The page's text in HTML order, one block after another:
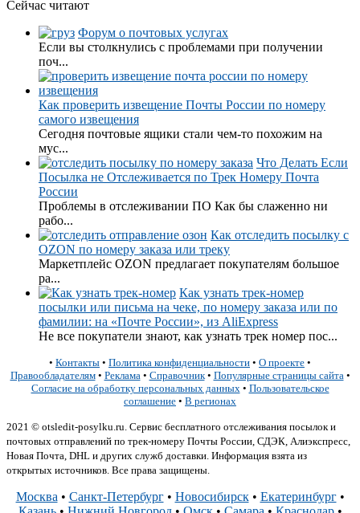
Сейчас читают
Форум о почтовых услугах
Если вы столкнулись с проблемами при получении
поч...
Как проверить извещение Почты России по номеру
самого извещения
Сегодня почтовые ящики стали чем-то похожим на
мус...
Что Делать Если
Посылка не Отслеживается по Трек Номеру Почта
России
Проблемы в отслеживании ПО Как бы слаженно ни
рабо...
Как отследить посылку с
OZON по номеру заказа или треку
Маркетплейс OZON предлагает покупателям большое
ра...
Как узнать трек-номер
посылки или письма на чеке, по номеру заказа или по
фамилии: на «Почте России», из AliExpress
Не все покупатели знают, как узнать трек номер пос...
• Контакты • Политика конфиденциальности • О проекте •
Правообладателям• Реклама• Справочник• Популярные страницы сайта•
Согласие на обработку персональных данных• Пользовательское
соглашение • В регионах
2021 © otsledit-posylku.ru. Сервис бесплатного отслеживания посылок и
почтовых отправлений по трек-номеру Почты России, СДЭК, Алиэкспресс,
Новая Почта, DHL и других служб доставки. Информация взята из
открытых источников. Все права защищены.
Москва • Санкт-Петербург• Новосибирск• Екатеринбург•